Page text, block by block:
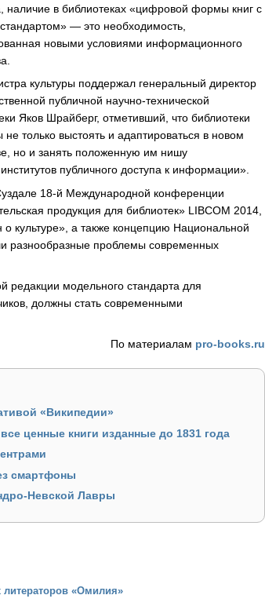
наличие в библиотеках «цифровой формы книг с
— это необходимость,
новыми условиями информационного
культуры поддержал генеральный директор
публичной научно-технической
Яков Шрайберг, отметивший, что библиотеки
только выстоять и адаптироваться в новом
но и занять положенную им нишу
публичного доступа к информации».
18-й Международной конференции
продукция для библиотек» LIBCOM 2014,
культуре», а также концепцию Национальной
разнообразные проблемы современных
модельного стандарта для
должны стать современными
По материалам pro-books.ru
«Википедии»
ценные книги изданные до 1831 года
смартфоны
Невской Лавры
«Омилия»